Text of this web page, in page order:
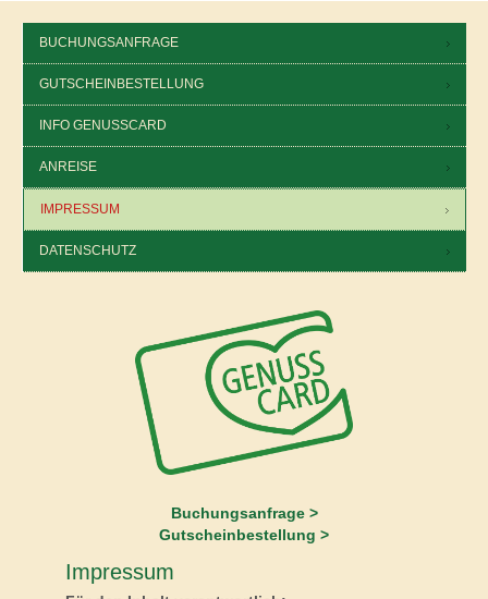
BUCHUNGSANFRAGE
GUTSCHEINBESTELLUNG
INFO GENUSSCARD
ANREISE
IMPRESSUM
DATENSCHUTZ
Buchungsanfrage >
Gutscheinbestellung >
Impressum